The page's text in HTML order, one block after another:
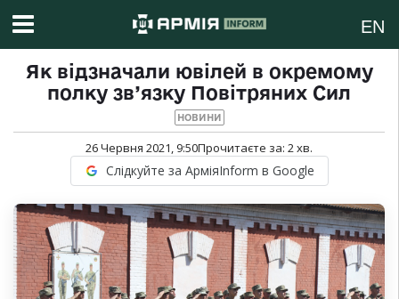
EN
Як відзначали ювілей в окремому
полку зв’язку Повітряних Сил
НОВИНИ
26 Червня 2021, 9:50Прочитаєте за: 2хв.
Слідкуйте за АрміяInform в Google